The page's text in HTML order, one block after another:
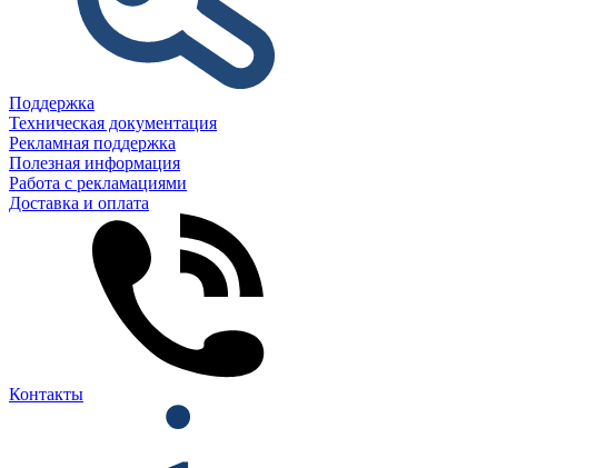
Поддержка
Техническая документация
Рекламная поддержка
Полезная информация
Работа с рекламациями
Доставка и оплата
Контакты